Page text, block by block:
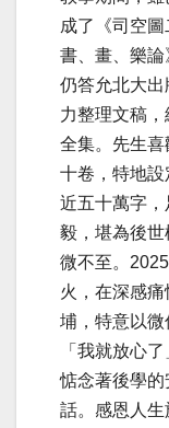
成了《司空
書、畫、樂論
仍答允北大
力整理文稿
全集。先生
十卷，特地設
近五十萬字
毅，堪為後
微不至。
火，在深感
埔，特意以微
「我就放心
惦念著後學
話。感恩人